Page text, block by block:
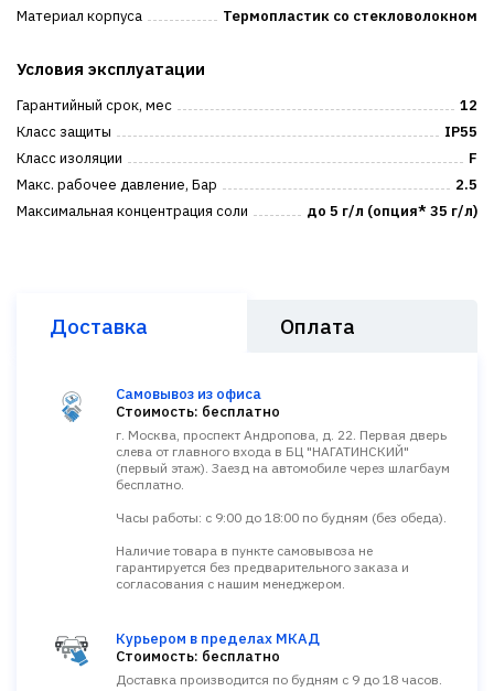
Материал корпуса
Термопластик со стекловолокном
Условия эксплуатации
Гарантийный срок, мес
12
Класс защиты
IP55
Класс изоляции
F
Макс. рабочее давление, Бар
2.5
Максимальная концентрация соли
до 5 г/л (опция* 35 г/л)
Доставка Оплата
Самовывоз из офиса
Стоимость: бесплатно
г. Москва, проспект Андропова, д. 22. Первая дверь
слева от главного входа в БЦ "НАГАТИНСКИЙ"
(первый этаж). Заезд на автомобиле через шлагбаум
бесплатно.
Часы работы: с 9:00 до 18:00 по будням (без обеда).
Наличие товара в пункте самовывоза не
гарантируется без предварительного заказа и
согласования с нашим менеджером.
Курьером в пределах МКАД
Стоимость: бесплатно
Доставка производится по будням с 9 до 18 часов.